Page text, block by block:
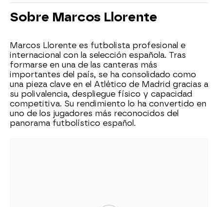
Sobre Marcos Llorente
Marcos Llorente es futbolista profesional e
internacional con la selección española. Tras
formarse en una de las canteras más
importantes del país, se ha consolidado como
una pieza clave en el Atlético de Madrid gracias a
su polivalencia, despliegue físico y capacidad
competitiva. Su rendimiento lo ha convertido en
uno de los jugadores más reconocidos del
panorama futbolístico español.